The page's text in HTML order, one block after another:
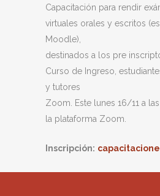
Capacitación para rendir
virtuales orales y escritos
Moodle),
destinados a los pre
Curso de Ingreso,
y tutores
Zoom. Este lunes 16/11 a
la plataforma Zoom.
Inscripción: